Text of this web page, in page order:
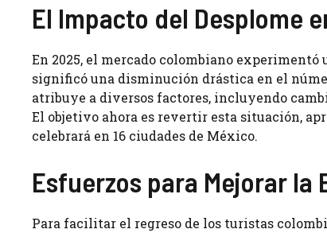
El Impacto del Desplome
En 2025, el mercado colombiano experimentó
significó una disminución drástica en el
atribuye a diversos factores, incluyendo
El objetivo ahora es revertir esta situación,
celebrará en 16 ciudades de México.
Esfuerzos para Mejorar
Para facilitar el regreso de los turistas